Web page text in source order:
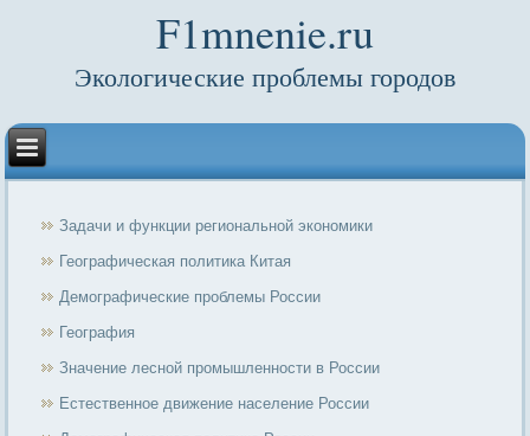
F1mnenie.ru
Экологические проблемы городов
Задачи и функции региональной экономики
Географическая политика Китая
Демографические проблемы России
География
Значение лесной промышленности в России
Естественное движение население России